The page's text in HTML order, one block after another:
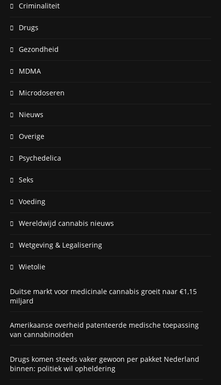
Criminaliteit
Drugs
Gezondheid
MDMA
Microdoseren
Nieuws
Overige
Psychedelica
Seks
Voeding
Wereldwijd cannabis nieuws
Wetgeving & Legalisering
Wietolie
Duitse markt voor medicinale cannabis groeit naar €1,15
miljard
Amerikaanse overheid patenteerde medische toepassing
van cannabinoïden
Drugs komen steeds vaker gewoon per pakket Nederland
binnen: politiek wil opheldering